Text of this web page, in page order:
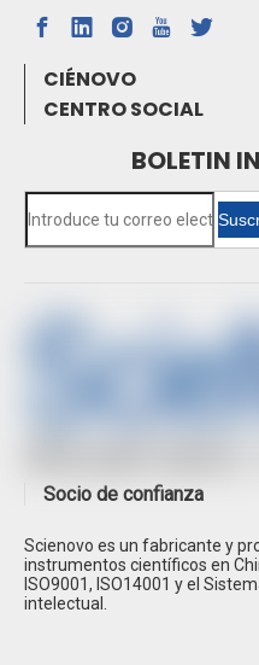
Espectrometría de
CIÉNOVO
CENTRO SOCIAL
BOLETIN
Socio de confianza
Scienovo es un fabricante y
instrumentos científicos en
ISO9001, ISO14001 y el
intelectual.